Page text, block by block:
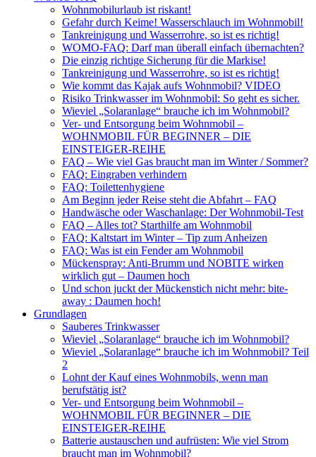
Wohnmobilurlaub ist riskant!
Gefahr durch Keime! Wasserschlauch im Wohnmobil!
Tankreinigung und Wasserrohre, so ist es richtig!
WOMO-FAQ: Darf man überall einfach übernachten?
Die einzig richtige Sicherung für die Markise!
Tankreinigung und Wasserrohre, so ist es richtig!
Wie kommt das Kajak aufs Wohnmobil? VIDEO
Risiko Trinkwasser im Wohnmobil: So geht es sicher.
Wieviel „Solaranlage“ brauche ich im Wohnmobil?
Ver- und Entsorgung beim Wohnmobil –
WOHNMOBIL FÜR BEGINNER – DIE
EINSTEIGER-REIHE
FAQ – Wie viel Gas braucht man im Winter / Sommer?
FAQ: Eingraben verhindern
FAQ: Toilettenhygiene
Am Beginn jeder Reise steht die Abfahrt – FAQ
Handwäsche oder Waschanlage: Der Wohnmobil-Test
FAQ – Alles tot? Starthilfe am Wohnmobil
FAQ: Kaltstart im Winter – Tip zum Anheizen
FAQ: Was ist ein Fender am Wohnmobil
Mückenspray: Anti-Brumm und NOBITE wirken
wirklich gut – Daumen hoch
Und schon juckt der Mückenstich nicht mehr: bite-
away : Daumen hoch!
Grundlagen
Sauberes Trinkwasser
Wieviel „Solaranlage“ brauche ich im Wohnmobil?
Wieviel „Solaranlage“ brauche ich im Wohnmobil? Teil
2
Lohnt der Kauf eines Wohnmobils, wenn man
berufstätig ist?
Ver- und Entsorgung beim Wohnmobil –
WOHNMOBIL FÜR BEGINNER – DIE
EINSTEIGER-REIHE
Batterie austauschen und aufrüsten: Wie viel Strom
braucht man im Wohnmobil?